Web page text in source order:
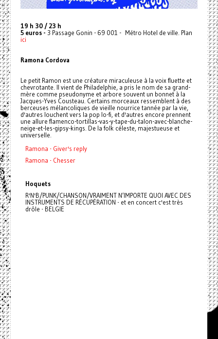
19 h 30 / 23 h
5 euros - 3 Passage Gonin - 69 001 - Métro Hotel de ville. Plan
ici
Ramona Cordova
Le petit Ramon est une créature miraculeuse à la voix fluette et
chevrotante. Il vient de Philadelphie, a pris le nom de sa grand-
mère comme pseudonyme et arbore souvent un bonnet à la
Jacques-Yves Cousteau. Certains morceaux ressemblent à des
berceuses mélancoliques de vieille nourrice tannée par la vie,
d'autres louchent vers la pop lo-fi, et d'autres encore prennent
une allure flamenco-tortillas-vas-y-tape-du-talon-avec-blanche-
neige-et-les-gipsy-kings. De la folk céleste, majestueuse et
universelle.
Ramona - Giver's reply
Ramona - Chesser
Hoquets
R'N'B/PUNK/CHANSON/VRAIMENT N’IMPORTE QUOI AVEC DES
INSTRUMENTS DE RÉCUPÉRATION - et en concert c'est très
drôle - BELGIE